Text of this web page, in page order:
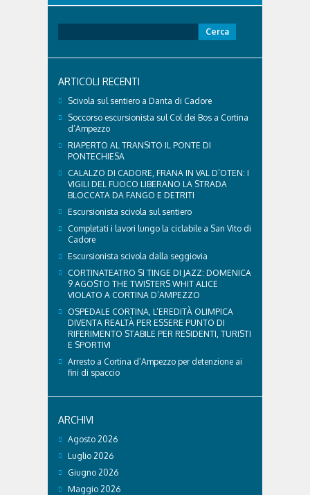
territorio dolomitico. Ospedale Cortina -
struttura parte di GVM Care & Research che durante i
delegazioni e pubblico, sta per entrare in una...
per:
ARTICOLI RECENTI
Scivola sul sentiero a Danta di Cadore
Soccorso escursionista sul Col dei Bos a Cortina
d’Ampezzo
RIAPERTO AL TRANSITO IL PONTE DI
PONTECHIESA
CALALZO DI CADORE, FRANA IN VAL D’OTEN: I
VIGILI DEL FUOCO LIBERANO LA STRADA
BLOCCATA DA FANGO E DETRITI
Escursionista scivola sul sentiero
Completati i lavori lungo la ciclabile a San Vito di
Cadore
Escursionista scivola dalla seggiovia
CORTINATEATRO SI TINGE DI JAZZ: DOMENICA
9 AGOSTO THE TWISTERS WHIT ALICE
VIOLATO A CORTINA D’AMPEZZO
OSPEDALE CORTINA, L’EREDITÀ OLIMPICA
DIVENTA REALTÀ PER ESSERE PUNTO DI
RIFERIMENTO STABILE PER RESIDENTI, TURISTI
E SPORTIVI
Arresto a Cortina d’Ampezzo per detenzione ai
fini di spaccio
ARCHIVI
Agosto 2026
Luglio 2026
Giugno 2026
Maggio 2026